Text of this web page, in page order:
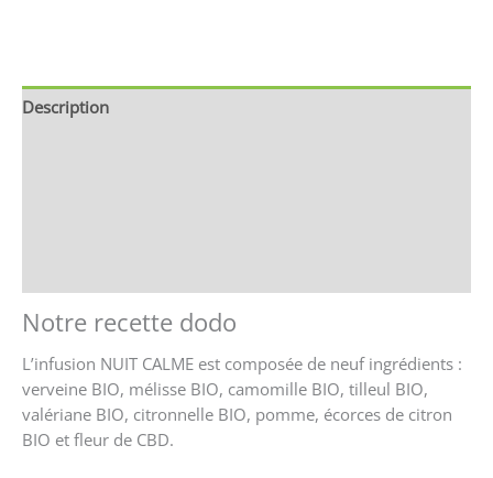
Description
Notre recette dodo
L’infusion NUIT CALME est composée de neuf ingrédients :
verveine BIO, mélisse BIO, camomille BIO, tilleul BIO,
valériane BIO, citronnelle BIO, pomme, écorces de citron
BIO et fleur de CBD.